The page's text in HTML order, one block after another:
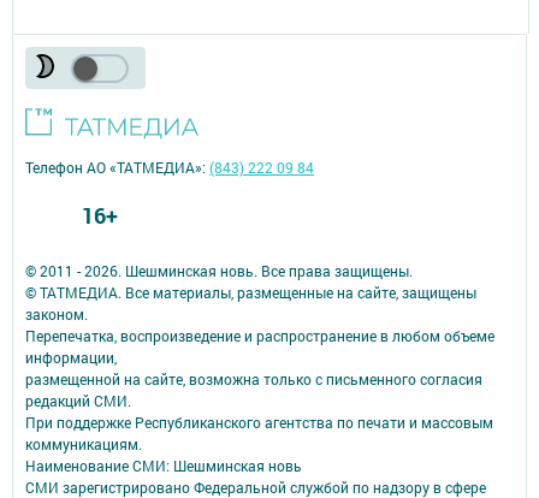
© 2011 - 2026. Шешминская новь. Все права защищены.
© ТАТМЕДИА. Все материалы, размещенные на сайте, защищены
законом.
Перепечатка, воспроизведение и распространение в любом объеме
информации,
размещенной на сайте, возможна только с письменного согласия
редакций СМИ.
При поддержке Республиканского агентства по печати и массовым
коммуникациям.
Наименование СМИ: Шешминская новь
СМИ зарегистрировано Федеральной службой по надзору в сфере
Телефон АО «ТАТМЕДИА»:(843) 222 09 84
16+